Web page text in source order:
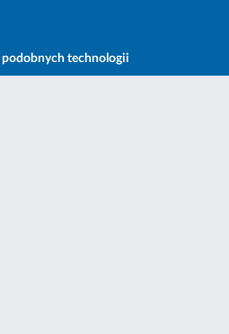
podobnych technologii